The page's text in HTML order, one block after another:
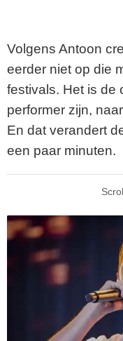
Volgens Antoon
eerder niet op die
festivals. Het is de
performer zijn,
En dat verandert
een paar minuten.